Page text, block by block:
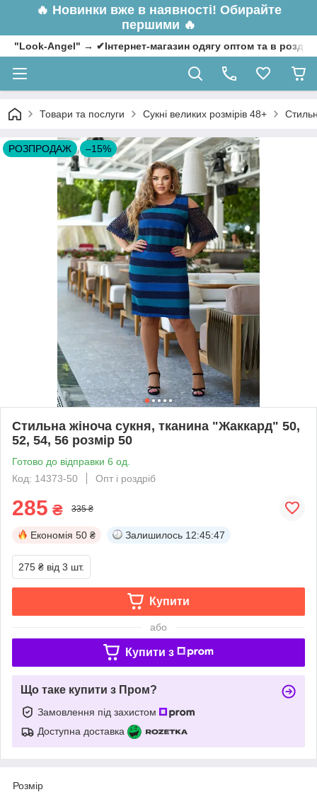
🔥 Новинки вже в наявності! Обирайте
першими 🔥
"Look-Angel" → ✔Інтернет-магазин одягу оптом та в
Товари та послуги Сукні великих розмірів 48+
РОЗПРОДАЖ –15%
Стильна жіноча сукня, тканина "Жаккард" 50,
52, 54, 56 розмір 50
Готово до відправки 6 од.
Код: 14373-50
Опт і роздріб
285 ₴ 335 ₴
Економія 50 ₴ Залишилось 12:45:47
275 ₴ від 3 шт.
Купити
або
Купити з
Що таке купити з Пром?
Замовлення під захистом
Доступна доставка
Розмір